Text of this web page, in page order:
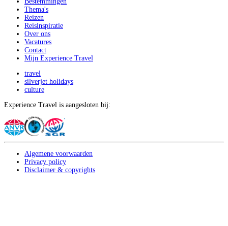
Thema's
Reizen
Reisinspiratie
Over ons
Vacatures
Contact
Mijn Experience Travel
travel
silverjet holidays
culture
Experience Travel is aangesloten bij:
Algemene voorwaarden
Privacy policy
Disclaimer & copyrights